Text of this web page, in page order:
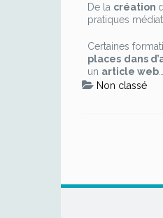
De la création
pratiques
Certaines
places dans
un article web
Non classé